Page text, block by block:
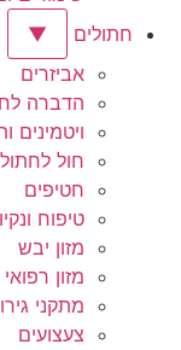
חתולים
▼
אביזרים
הדברה
ויטמינים
חול לחתול
חטיפים
טיפוח
מזון יבש
מזון רפואי
מתקני
צעצועים